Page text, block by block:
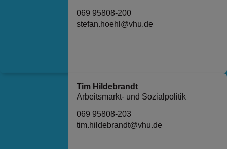
069 95808-200
stefan.hoehl@vhu.de
Tim Hildebrandt
Arbeitsmarkt- und Sozialpolitik
069 95808-203
tim.hildebrandt@vhu.de